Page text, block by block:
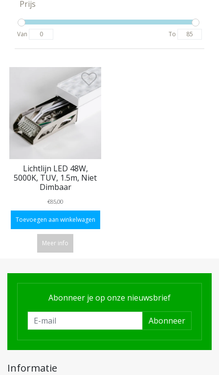
Prijs
Van To
Lichtlijn LED 48W,
5000K, TUV, 1.5m, Niet
Dimbaar
€85,00
Toevoegen aan winkelwagen
Meer info
Abonneer je op onze nieuwsbrief
Abonneer
Informatie